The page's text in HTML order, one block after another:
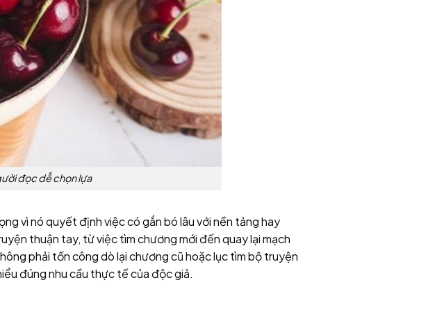
đọc dễ chọn lựa
vì nó quyết định việc có gắn bó lâu với nền tảng hay
thuận tay, từ việc tìm chương mới đến quay lại mạch
phải tốn công dò lại chương cũ hoặc lục tìm bộ truyện
đúng nhu cầu thực tế của độc giả.